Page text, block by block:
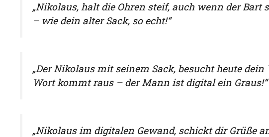
„Nikolaus, halt die Ohren steif, auch wenn der
– wie dein alter Sack, so echt!“
„Der Nikolaus mit seinem Sack, besucht heute
Wort kommt raus – der Mann ist digital ein Graus!“
„Nikolaus im digitalen Gewand, schickt dir Grüße